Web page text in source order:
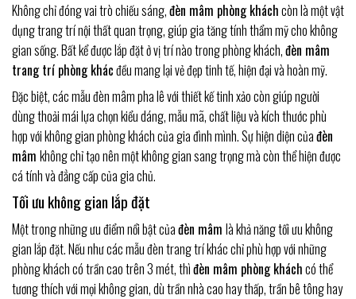
Không chỉ đóng vai trò chiếu sáng,đèn mâm phòng kháchcòn là một vật
dụng trang trí nội thất quan trọng, giúp gia tăng tính thẩm mỹ cho không
gian sống. Bất kể được lắp đặt ở vị trí nào trong phòng khách,đèn mâm
trang trí phòng khácđều mang lại vẻ đẹp tinh tế, hiện đại và hoàn mỹ.
Đặc biệt, các mẫu đèn mâm pha lê với thiết kế tinh xảo còn giúp người
dùng thoải mái lựa chọn kiểu dáng, mẫu mã, chất liệu và kích thước phù
hợp với không gian phòng khách của gia đình mình. Sự hiện diện củađèn
mâm không chỉ tạo nên một không gian sang trọng mà còn thể hiện được
cá tính và đẳng cấp của gia chủ.
Tối ưu không gian lắp đặt
Một trong những ưu điểm nổi bật củađèn mâm là khả năng tối ưu không
gian lắp đặt. Nếu như các mẫu đèn trang trí khác chỉ phù hợp với những
phòng khách có trần cao trên 3 mét, thìđèn mâm phòng kháchcó thể
tương thích với mọi không gian, dù trần nhà cao hay thấp, trần bê tông hay